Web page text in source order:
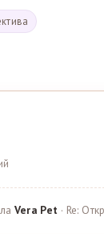
Vera Pet · Re: